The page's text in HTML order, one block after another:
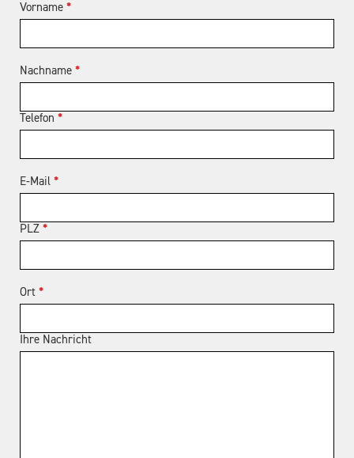
Vorname *
Nachname *
Telefon *
E-Mail *
PLZ *
Ort *
Ihre Nachricht